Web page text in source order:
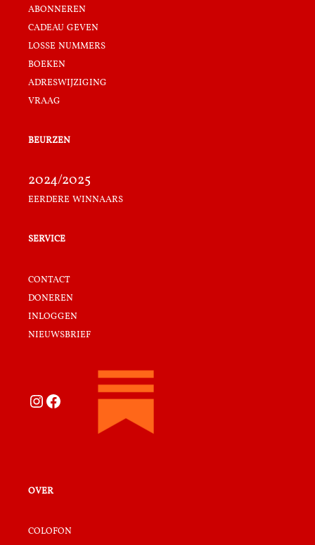
abonneren
cadeau geven
losse nummers
boeken
adreswijziging
vraag
beurzen
2024/2025
eerdere winnaars
service
contact
doneren
inloggen
nieuwsbrief
Instagram Facebook
over
colofon